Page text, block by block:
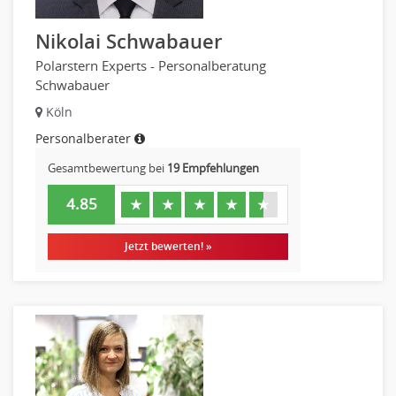
Nikolai Schwabauer
Polarstern Experts - Personalberatung
Schwabauer
Köln
Personalberater
Gesamtbewertung bei 19 Empfehlungen
4.85 ★ ★ ★ ★ ★
Jetzt bewerten! »